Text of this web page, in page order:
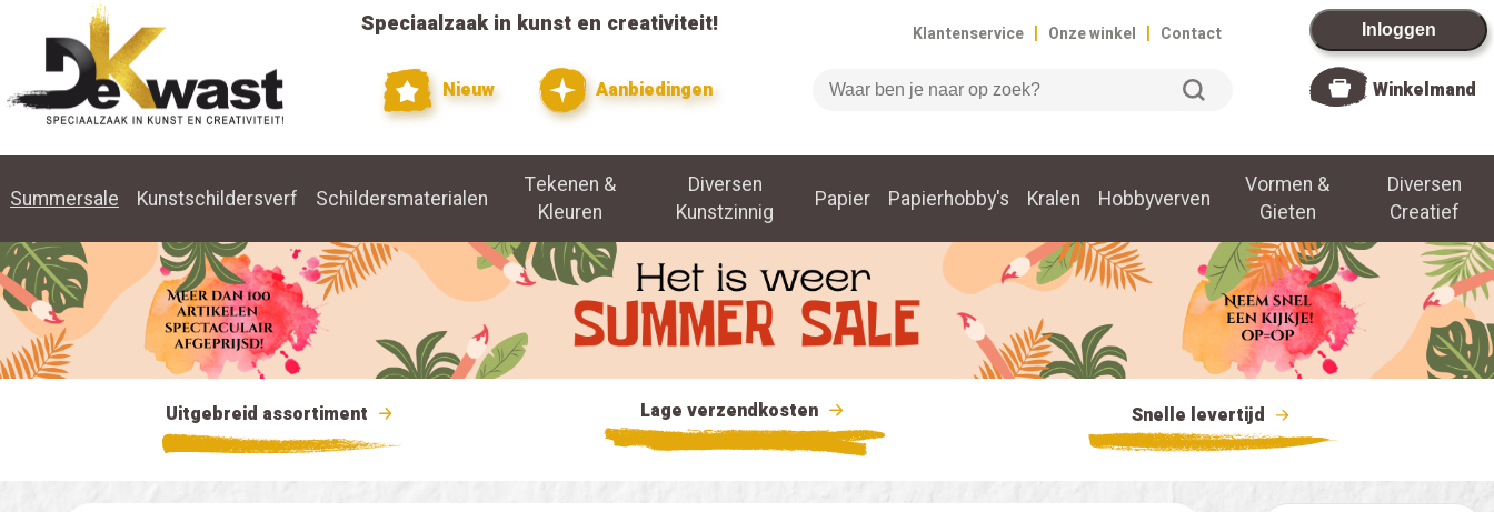
Speciaalzaak in kunst en creativiteit!
Nieuw Aanbiedingen
Klantenservice | Onze winkel | Contact
Zoeken
Inloggen
Winkelmand
Summersale Kunstschildersverf Schildersmaterialen
Tekenen &
Kleuren
Diversen
Kunstzinnig
Papier Papierhobby's Kralen Hobbyverven
Vormen &
Gieten
Diversen
Creatief
Uitgebreid assortiment Lage verzendkosten Snelle levertijd